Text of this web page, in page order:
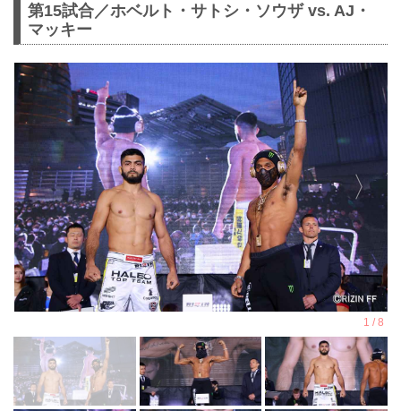
第15試合／ホベルト・サトシ・ソウザ vs. AJ・
マッキー